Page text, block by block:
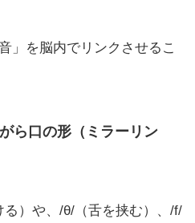
」を脳内でリンクさせるこ
ら口の形（ミラーリン
）や、/θ/（舌を挟む）、/f/